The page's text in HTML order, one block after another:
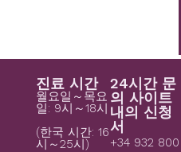
진료 시간
월요일～목요
일: 9시～18시
(한국 시간: 16
시～25시)
24시간 문
의 사이트
내의 신청
서
+34 932 800